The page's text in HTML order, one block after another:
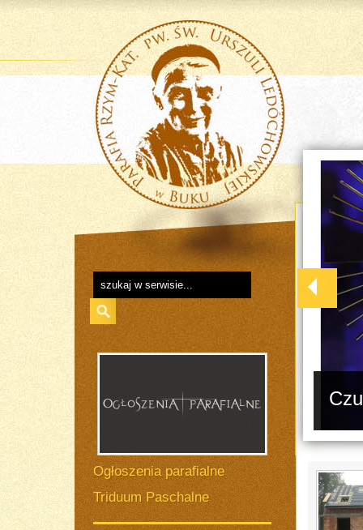
Ogłoszenia parafialne
Triduum Paschalne
się....
to zapraszam do galerii. Bardzo dziękuję wszystkim ofiarodawcom